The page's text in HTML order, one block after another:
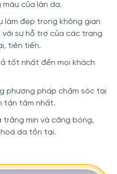
của làn da.
làm đẹp trong không gian
sự hỗ trợ của các trang
tiên tiến.
tốt nhất đến mọi khách
phương pháp chăm sóc tại
tận tâm nhất.
trắng mịn và căng bóng,
da tồn tại.